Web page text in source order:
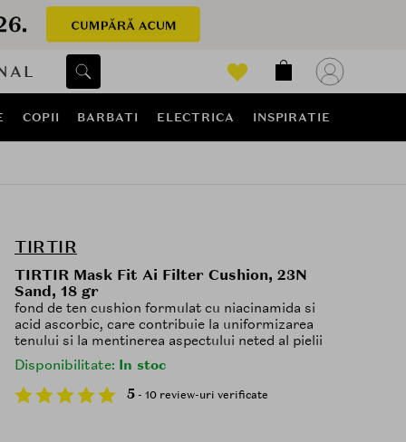
COPII BARBATI ELECTRICA INSPIRATIE
TIRTIR
TIRTIR Mask Fit Ai Filter Cushion, 23N
Sand, 18 gr
fond de ten cushion formulat cu niacinamida si
acid ascorbic, care contribuie la uniformizarea
tenului si la mentinerea aspectului neted al pielii
Disponibilitate: In stoc
5 - 10 review-uri verificate